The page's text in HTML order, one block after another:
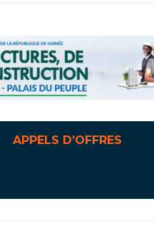
APPELS D’OFFRES